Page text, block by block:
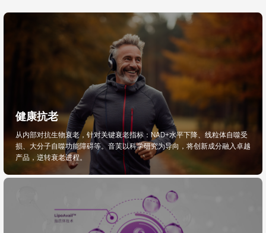
健康抗老
从内部对抗生物衰老，针对关键衰老指标：NAD+水平下降、线粒体自噬受
损、大分子自噬功能障碍等。音芙以科学研究为导向，将创新成分融入卓越
产品，逆转衰老进程。